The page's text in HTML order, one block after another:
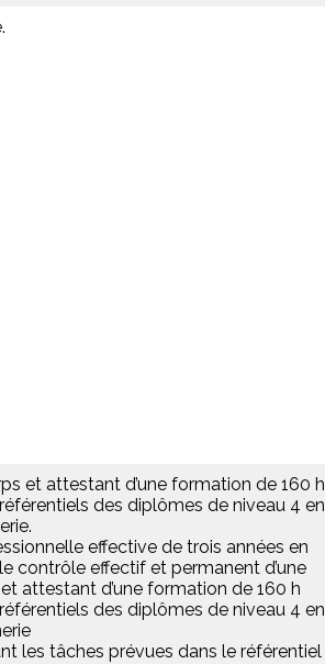
et attestant d’une formation de 160 h
des diplômes de niveau 4 en
effective de trois années en
contrôle effectif et permanent d’une
attestant d’une formation de 160 h
des diplômes de niveau 4 en
les tâches prévues dans le référentiel